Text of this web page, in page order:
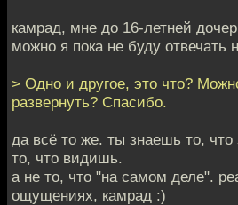
камрад, мне до 16-летней
можно я пока не буду отвечать
> Одно и другое, это что?
развернуть? Спасибо.
да всё то же. ты знаешь то,
то, что видишь.
а не то, что "на самом деле".
ощущениях, камрад :)